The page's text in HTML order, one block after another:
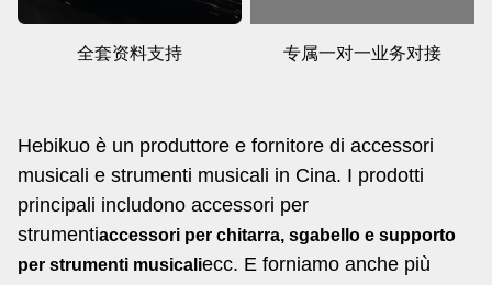
全套资料支持 专属一对一业务对接
Hebikuo è un produttore e fornitore di accessori
musicali e strumenti musicali in Cina. I prodotti
principali includono accessori per
strumentiaccessori per chitarra, sgabello e supporto
per strumenti musicaliecc. E forniamo anche più